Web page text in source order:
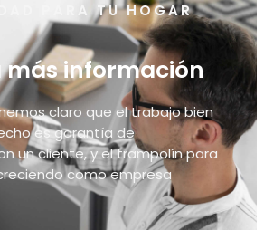
PARA TU HOGAR
más información
claro que el trabajo bien
es garantía de
un cliente, y el trampolín para
como empresa